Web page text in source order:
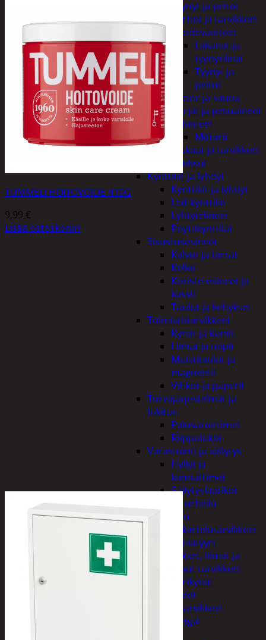
Tyynyt ja peitot
Verhot ja tarvikkeet
Vuodevaatteet
Lakanat ja
tyynynlinat
Tyynyt ja
peitot
Kylpyhuone ja sauna
Harjat ja pesuaineet
Kalusteet
Mittarit
Kiukaat ja tarvikkeet
Tuoksut
Kynttilät ja lyhdyt
Kynttilät ja lyhdyt
Led-kynttilät
Lyhtytelineet
Pöytäkynttilät
Sisustusesineet
Kalvot ja tarrat
Kellot
Koriste-esineet ja
kasvit
Taulut ja kehykset
Toimistotarvikkeet
Kynät ja kumit
Liimat ja teipit
Muistitaulut ja
magneetit
Vihkot ja paperit
Turvajärjestelmät ja
lukitus
Palovaroittimet
Riippulukot
Varastointi ja säilytys
Hyllyt ja -
kannattimet
Säilytyslaatikot
Vapaa-aika ja urheilu
Askartelu
Askartelutarvikkeet
Miniatyyri
Sakset, liimat ja
muut tarvikkeet
Värikynät
Harrasteet
Käsityötarvikkeet
Langat
TUMMELI HOITOVOIDE 410G
9,99 €
Lisää ostoskoriin